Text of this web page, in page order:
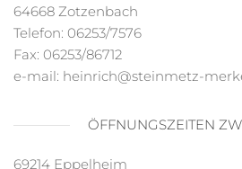
64668 Zotzenbach
Telefon: 06253/7576
Fax: 06253/86712
e-mail: heinrich@steinmetz-
ÖFFNUNGSZEITEN
69214 Eppelheim